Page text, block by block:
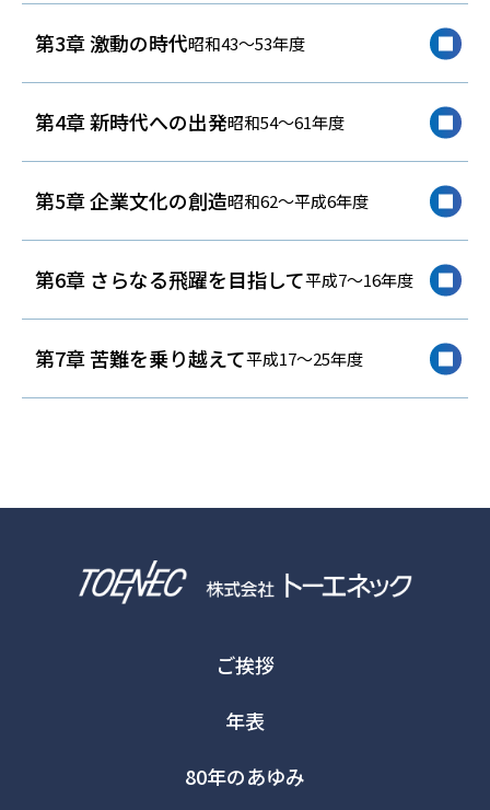
第3章 激動の時代昭和43～53年度
第4章 新時代への出発昭和54～61年度
第5章 企業文化の創造昭和62～平成6年度
第6章 さらなる飛躍を目指して平成7～16年度
第7章 苦難を乗り越えて平成17～25年度
ご挨拶
年表
80年のあゆみ